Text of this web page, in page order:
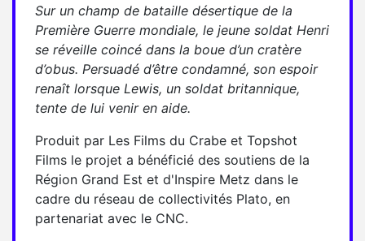
Sur un champ de bataille désertique de la
Première Guerre mondiale, le jeune soldat Henri
se réveille coincé dans la boue d’un cratère
d’obus. Persuadé d’être condamné, son espoir
renaît lorsque Lewis, un soldat britannique,
tente de lui venir en aide.
Produit par Les Films du Crabe et Topshot
Films le projet a bénéficié des soutiens de la
Région Grand Est et d'Inspire Metz dans le
cadre du réseau de collectivités Plato, en
partenariat avec le CNC.